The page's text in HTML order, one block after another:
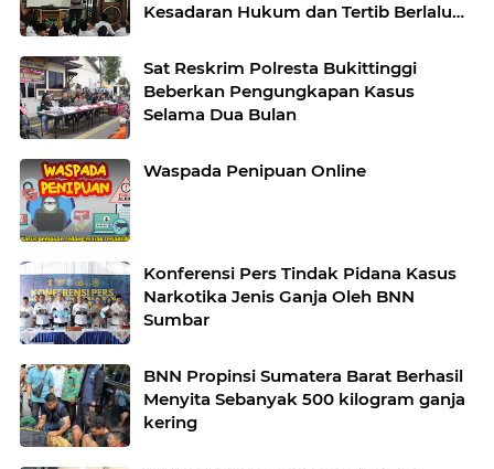
Kesadaran Hukum dan Tertib Berlalu
Sat Reskrim Polresta Bukittinggi
Beberkan Pengungkapan Kasus
Selama Dua Bulan
Waspada Penipuan Online
Konferensi Pers Tindak Pidana Kasus
Narkotika Jenis Ganja Oleh BNN
Sumbar
BNN Propinsi Sumatera Barat Berhasil
Menyita Sebanyak 500 kilogram ganja
kering